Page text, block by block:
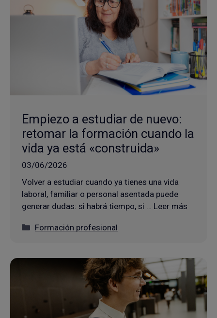
Empiezo a estudiar de nuevo:
retomar la formación cuando la
vida ya está «construida»
03/06/2026
Volver a estudiar cuando ya tienes una vida
laboral, familiar o personal asentada puede
generar dudas: si habrá tiempo, si … Leer más
Categorías
Formación profesional